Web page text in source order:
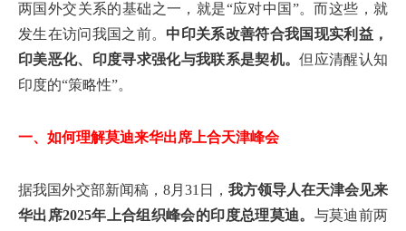
两国外交关系的基础之一，就是“应对中国”。而这些，就
发生在访问我国之前。 中印关系改善符合我国现实利益，
印美恶化、印度寻求强化与我联系是契机。但应清醒认知
印度的“策略性”。
一、如何理解莫迪来华出席上合天津峰会
据我国外交部新闻稿，8月31日， 我方领导人在天津会见来
华出席2025年上合组织峰会的印度总理莫迪。 与莫迪前两